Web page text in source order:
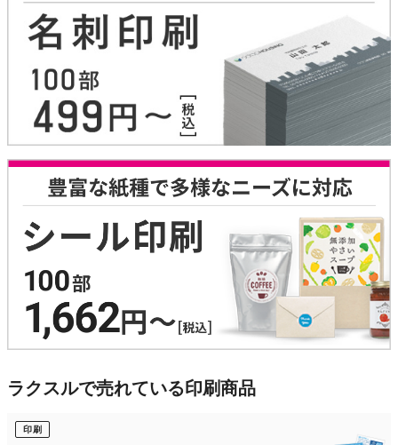
ラクスルで売れている印刷商品
印刷